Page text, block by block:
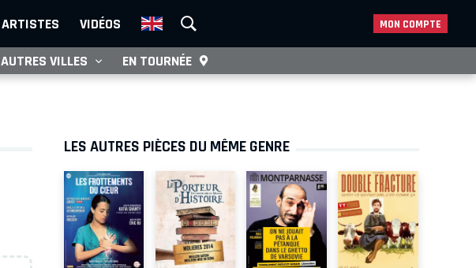
ARTISTES VIDÉOS MON COMPTE
AUTRES VILLES EN TOURNÉE
LES AUTRES PIÈCES DU MÊME GENRE